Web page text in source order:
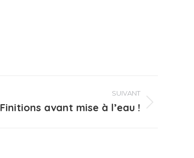
SUIVANT
Finitions avant mise à l’eau !